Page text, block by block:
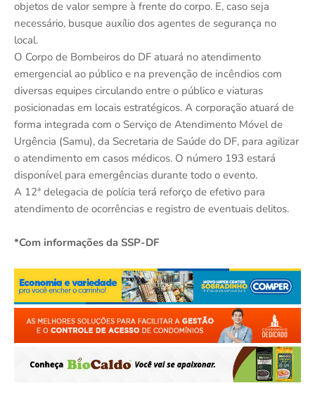
objetos de valor sempre à frente do corpo. E, caso seja
necessário, busque auxílio dos agentes de segurança no
local.
O Corpo de Bombeiros do DF atuará no atendimento
emergencial ao público e na prevenção de incêndios com
diversas equipes circulando entre o público e viaturas
posicionadas em locais estratégicos. A corporação atuará de
forma integrada com o Serviço de Atendimento Móvel de
Urgência (Samu), da Secretaria de Saúde do DF, para agilizar
o atendimento em casos médicos. O número 193 estará
disponível para emergências durante todo o evento.
A 12ª delegacia de polícia terá reforço de efetivo para
atendimento de ocorrências e registro de eventuais delitos.
*Com informações da SSP-DF